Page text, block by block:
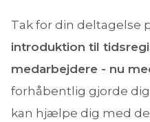
Tak for din deltagelse
introduktion til
medarbejdere - nu
forhåbentlig gjorde
kan hjælpe dig med